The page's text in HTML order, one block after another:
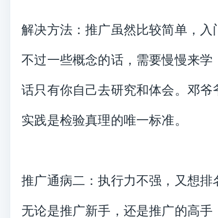
解决方法：推广虽然比较简单，入
不过一些概念的话，需要慢慢来学
话只有你自己去研究和体会。邓爷
实践是检验真理的唯一标准。
推广通病二：执行力不强，又想排
无论是推广新手，还是推广的高手